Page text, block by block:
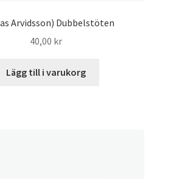
Arvidsson) Dubbelstöten
40,00 kr
Lägg till i varukorg